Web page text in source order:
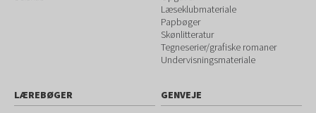
Læseklubmateriale
Papbøger
Skønlitteratur
Tegneserier/grafiske romaner
Undervisningsmateriale
LÆREBØGER
GENVEJE